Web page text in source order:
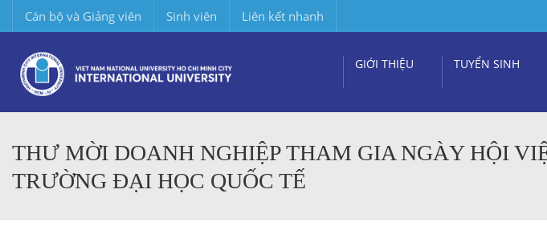
Cán bộ và Giảng viên Sinh viên Liên kết nhanh
GIỚI THIỆU TUYỂN SINH
THƯ MỜI DOANH NGHIỆP THAM GIA NGÀY HỘI
TRƯỜNG ĐẠI HỌC QUỐC TẾ